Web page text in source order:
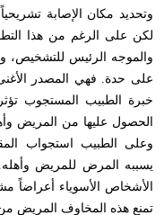
وتحديد مكان الإصابة
لكن على الرغم من هذا
والموجه الرئيس للتشخيص،
على حدة. فهي المصدر
خبرة الطبيب المستجوب
الحصول عليها من المريض
وعلى الطبيب استجواب
يسببه المرض للمريض
الأشخاص الأسوياء أعراضاً
تمنع هذه المخاوف المريض